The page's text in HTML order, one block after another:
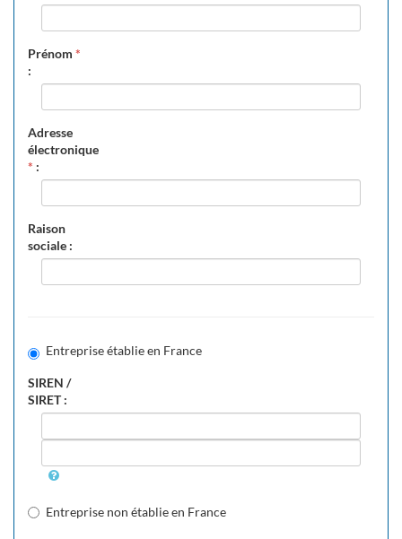
Prénom *
:
Adresse
électronique
* :
Raison
sociale :
Entreprise établie en France
SIREN /
SIRET :
Entreprise non établie en France